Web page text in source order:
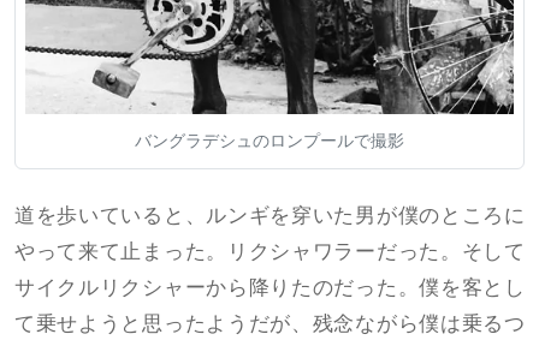
バングラデシュのロンプールで撮影
道を歩いていると、ルンギを穿いた男が僕のところに
やって来て止まった。リクシャワラーだった。そして
サイクルリクシャーから降りたのだった。僕を客とし
て乗せようと思ったようだが、残念ながら僕は乗るつ